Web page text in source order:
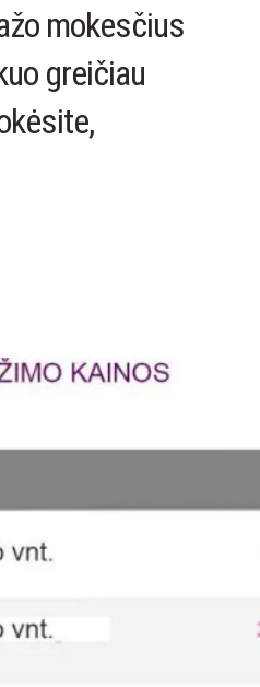
mokesčius
greičiau